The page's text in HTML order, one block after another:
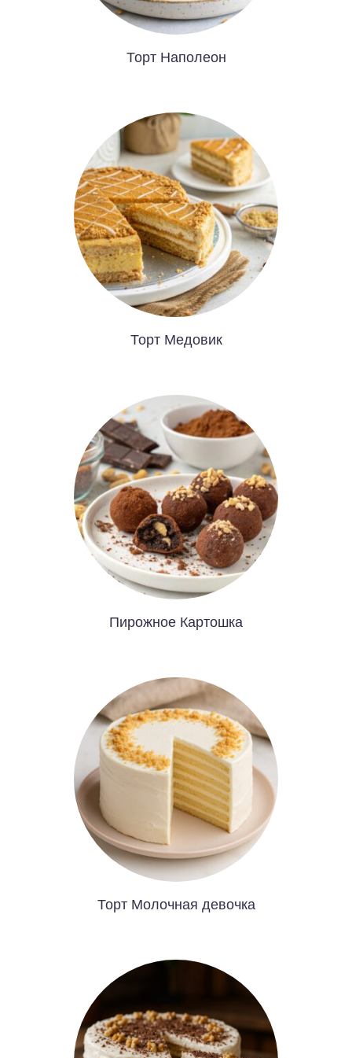
Торт Наполеон
Торт Медовик
Пирожное Картошка
Торт Молочная девочка